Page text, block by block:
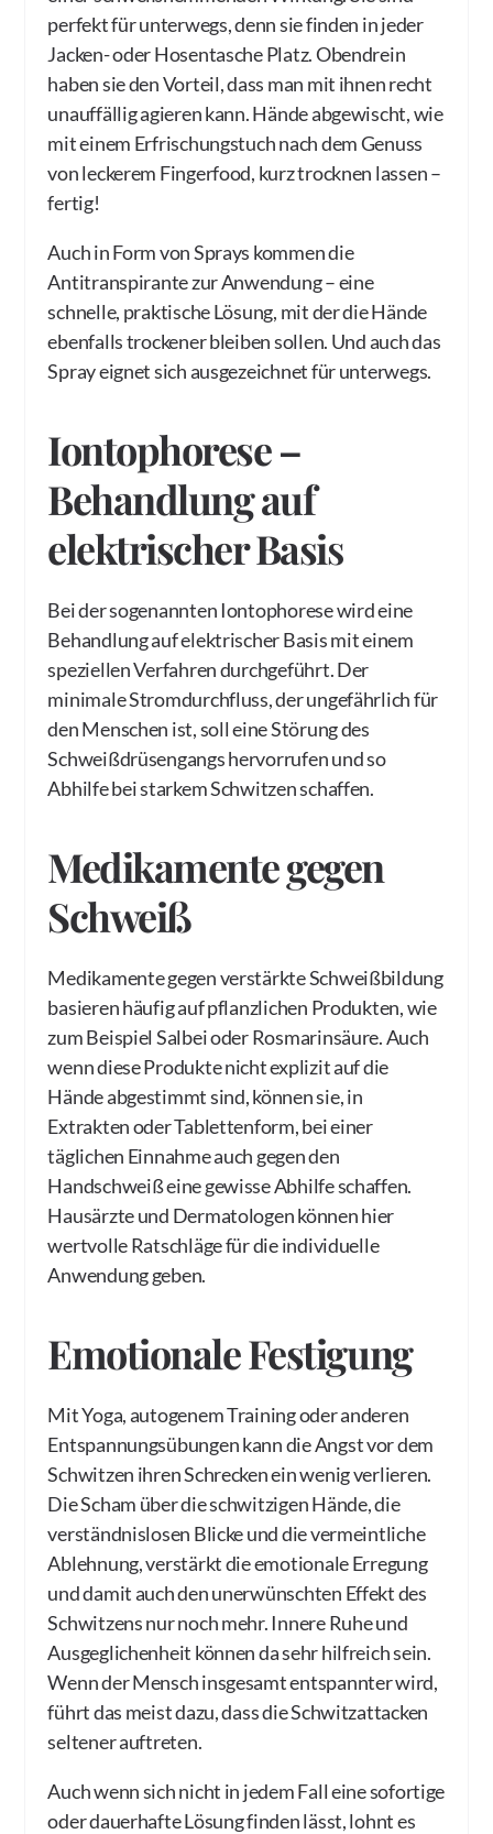
perfekt für unterwegs, denn sie finden in jeder
Jacken- oder Hosentasche Platz. Obendrein
haben sie den Vorteil, dass man mit ihnen recht
unauffällig agieren kann. Hände abgewischt, wie
mit einem Erfrischungstuch nach dem Genuss
von leckerem Fingerfood, kurz trocknen lassen –
fertig!
Auch in Form von Sprays kommen die
Antitranspirante zur Anwendung – eine
schnelle, praktische Lösung, mit der die Hände
ebenfalls trockener bleiben sollen. Und auch das
Spray eignet sich ausgezeichnet für unterwegs.
Iontophorese –
Behandlung auf
elektrischer Basis
Bei der sogenannten Iontophorese wird eine
Behandlung auf elektrischer Basis mit einem
speziellen Verfahren durchgeführt. Der
minimale Stromdurchfluss, der ungefährlich für
den Menschen ist, soll eine Störung des
Schweißdrüsengangs hervorrufen und so
Abhilfe bei starkem Schwitzen schaffen.
Medikamente gegen
Schweiß
Medikamente gegen verstärkte Schweißbildung
basieren häufig auf pflanzlichen Produkten, wie
zum Beispiel Salbei oder Rosmarinsäure. Auch
wenn diese Produkte nicht explizit auf die
Hände abgestimmt sind, können sie, in
Extrakten oder Tablettenform, bei einer
täglichen Einnahme auch gegen den
Handschweiß eine gewisse Abhilfe schaffen.
Hausärzte und Dermatologen können hier
wertvolle Ratschläge für die individuelle
Anwendung geben.
Emotionale Festigung
Mit Yoga, autogenem Training oder anderen
Entspannungsübungen kann die Angst vor dem
Schwitzen ihren Schrecken ein wenig verlieren.
Die Scham über die schwitzigen Hände, die
verständnislosen Blicke und die vermeintliche
Ablehnung, verstärkt die emotionale Erregung
und damit auch den unerwünschten Effekt des
Schwitzens nur noch mehr. Innere Ruhe und
Ausgeglichenheit können da sehr hilfreich sein.
Wenn der Mensch insgesamt entspannter wird,
führt das meist dazu, dass die Schwitzattacken
seltener auftreten.
Auch wenn sich nicht in jedem Fall eine sofortige
oder dauerhafte Lösung finden lässt, lohnt es